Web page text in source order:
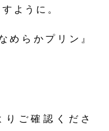
ように。
めらかプリン』
りご確認くださ